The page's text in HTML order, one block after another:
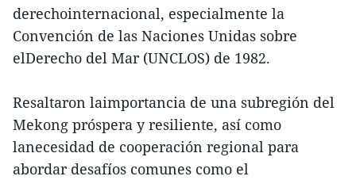
derechointernacional, especialmente la
Convención de las Naciones Unidas sobre
elDerecho del Mar (UNCLOS) de 1982.
Resaltaron laimportancia de una subregión del
Mekong próspera y resiliente, así como
lanecesidad de cooperación regional para
abordar desafíos comunes como el